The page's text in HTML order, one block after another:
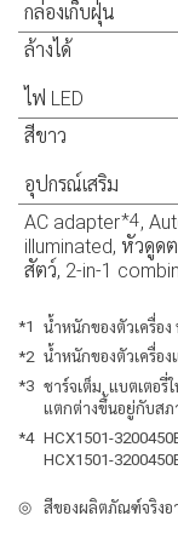
กล่องเก็บฝุ่น
ล้างได้
ไฟ LED
สีขาว
อุปกรณ์เสริม
AC adapter*4,
illuminated, หัวดูด
สัตว์, 2-in-1
*1
น้ำหนักของตัวเครื่อ
*2 น้ำหนักของตัวเครื่อ
*3 ชาร์จเต็ม, แบตเตอ
แตกต่างขึ้นอยู่กับส
*4 HCX1501-
HCX1501-
◎ สีของผลิตภัณฑ์จริง